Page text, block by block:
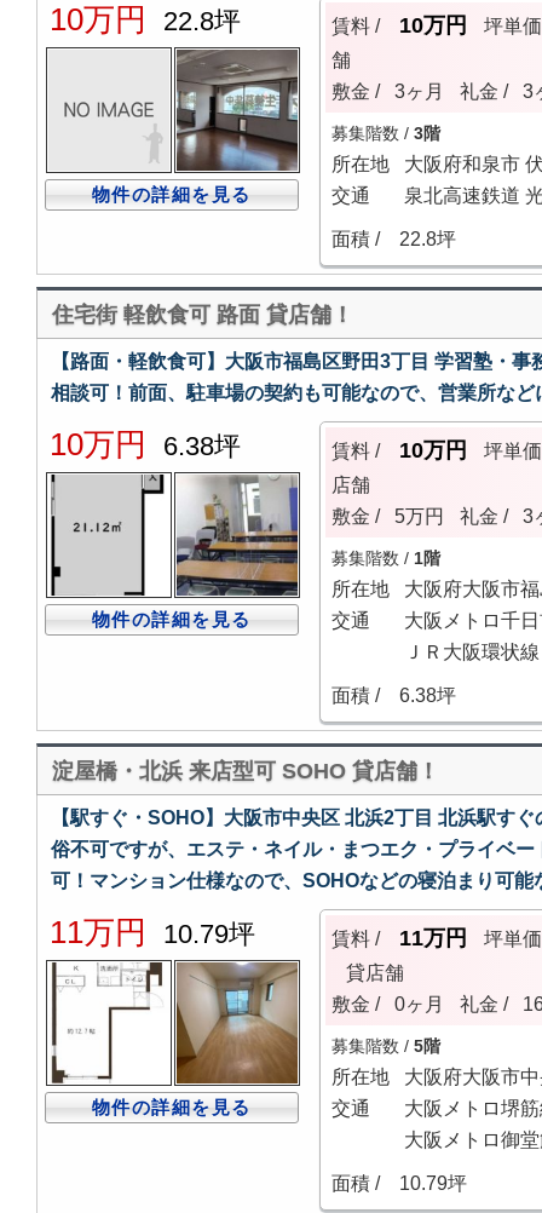
10万円 22.8坪
物件の詳細を見る
賃料 / 10万円
坪単価
舗
敷金 /
3ヶ月 礼金 / 3
募集階数 / 3階
所在地
大阪府和泉市
交通
泉北高速鉄道
面積 /
22.8坪
住宅街 軽飲食可 路面 貸店舗！
【路面・軽飲食可】大阪市福島区野田3丁目 学習塾・
相談可！前面、駐車場の契約も可能なので、営業所など
10万円 6.38坪
物件の詳細を見る
賃料 / 10万円
坪単価
店舗
敷金 /
5万円 礼金 / 3
募集階数 / 1階
所在地
大阪府大阪市
交通
大阪メトロ千
ＪＲ大阪環状
面積 /
6.38坪
淀屋橋・北浜 来店型可 SOHO 貸店舗！
【駅すぐ・SOHO】大阪市中央区 北浜2丁目 北浜駅す
俗不可ですが、エステ・ネイル・まつエク・プライベ
可！マンション仕様なので、SOHOなどの寝泊まり可
11万円 10.79坪
物件の詳細を見る
賃料 / 11万円
坪単価
貸店舗
敷金 /
0ヶ月 礼金 /
募集階数 / 5階
所在地
大阪府大阪市
交通
大阪メトロ堺
大阪メトロ御
面積 /
10.79坪